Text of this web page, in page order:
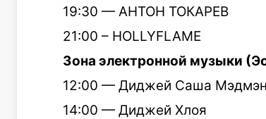
19:30 — АНТОН ТОКАРЕВ
21:00 – HOLLYFLAME
Зона электронной музыки
12:00 — Диджей Саша Мэдмэн
14:00 — Диджей Хлоя